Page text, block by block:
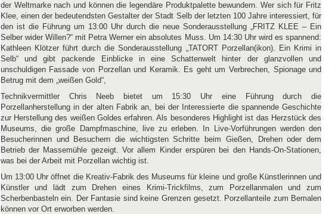
der Weltmarke nach und können die legendäre Produktpalette bewundern. Wer sich für Fritz
Klee, einen der bedeutendsten Gestalter der Stadt Selb der letzten 100 Jahre interessiert, für
den ist die Führung um 13:00 Uhr durch die neue Sonderausstellung „FRITZ KLEE – Ein
Selber wider Willen?“ mit Petra Werner ein absolutes Muss. Um 14:30 Uhr wird es spannend:
Kathleen Klötzer führt durch die Sonderausstellung „TATORT Porzellan(ikon). Ein Krimi in
Selb“ und gibt packende Einblicke in eine Schattenwelt hinter der glanzvollen und
unschuldigen Fassade von Porzellan und Keramik. Es geht um Verbrechen, Spionage und
Betrug mit dem „weißen Gold“,
Technikvermittler Chris Neeb bietet um 15:30 Uhr eine Führung durch die
Porzellanherstellung in der alten Fabrik an, bei der Interessierte die spannende Geschichte
zur Herstellung des weißen Goldes erfahren. Als besonderes Highlight ist das Herzstück des
Museums, die große Dampfmaschine, live zu erleben. In Live-Vorführungen werden den
Besucherinnen und Besuchern die wichtigsten Schritte beim Gießen, Drehen oder dem
Betrieb der Massemühle gezeigt. Vor allem Kinder erspüren bei den Hands-On-Stationen,
was bei der Arbeit mit Porzellan wichtig ist.
Um 13:00 Uhr öffnet die Kreativ-Fabrik des Museums für kleine und große Künstlerinnen und
Künstler und lädt zum Drehen eines Krimi-Trickfilms, zum Porzellanmalen und zum
Scherbenbasteln ein. Der Fantasie sind keine Grenzen gesetzt. Porzellanteile zum Bemalen
können vor Ort erworben werden.